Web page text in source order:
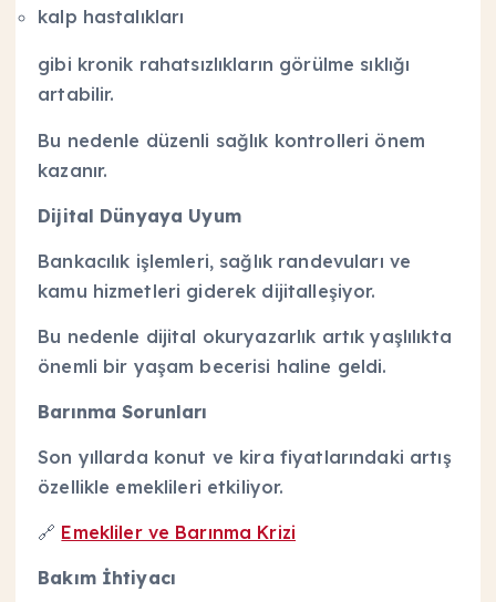
kalp hastalıkları
gibi kronik rahatsızlıkların görülme sıklığı
artabilir.
Bu nedenle düzenli sağlık kontrolleri önem
kazanır.
Dijital Dünyaya Uyum
Bankacılık işlemleri, sağlık randevuları ve
kamu hizmetleri giderek dijitalleşiyor.
Bu nedenle dijital okuryazarlık artık yaşlılıkta
önemli bir yaşam becerisi haline geldi.
Barınma Sorunları
Son yıllarda konut ve kira fiyatlarındaki artış
özellikle emeklileri etkiliyor.
🔗 Emekliler ve Barınma Krizi
Bakım İhtiyacı